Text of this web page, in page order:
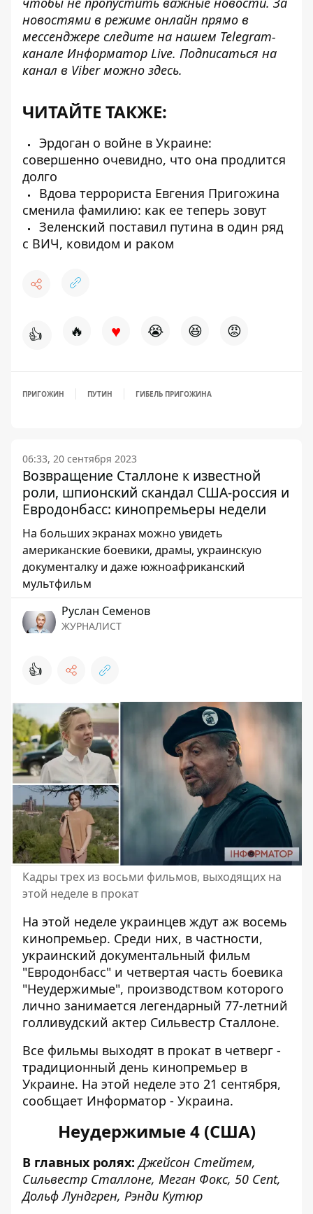
новостями в режиме онлайн прямо в
мессенджере следите на нашем Telegram-
канале Информатор Live. Подписаться на
канал в Viber можно здесь.
ЧИТАЙТЕ ТАКЖЕ:
Эрдоган о войне в Украине:
совершенно очевидно, что она продлится
долго
Вдова террориста Евгения Пригожина
сменила фамилию: как ее теперь зовут
Зеленский поставил путина в один ряд
с ВИЧ, ковидом и раком
👍 🔥 ♥ 😭 😆 😡
ПРИГОЖИН ПУТИН ГИБЕЛЬ ПРИГОЖИНА
06:33, 20 сентября 2023
Возвращение Сталлоне к известной
роли, шпионский скандал США-россия и
Евродонбасс: кинопремьеры недели
На больших экранах можно увидеть
американские боевики, драмы, украинскую
документалку и даже южноафриканский
мультфильм
Руслан Семенов
ЖУРНАЛИСТ
👍
Кадры трех из восьми фильмов, выходящих на
этой неделе в прокат
На этой неделе украинцев ждут аж восемь
кинопремьер. Среди них, в частности,
украинский документальный фильм
"Евродонбасc" и четвертая часть боевика
"Неудержимые", производством которого
лично занимается легендарный 77-летний
голливудский актер Сильвестр Сталлоне.
Все фильмы выходят в прокат в четверг -
традиционный день кинопремьер в
Украине. На этой неделе это 21 сентября,
сообщает Информатор - Украина.
Неудержимые 4 (США)
В главных ролях: Джейсон Стейтем,
Сильвестр Сталлоне, Меган Фокс, 50 ​​Cent,
Дольф Лундгрен, Рэнди Кутюр